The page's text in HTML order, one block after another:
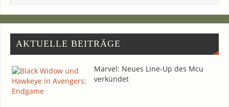
AKTU­EL­LE BEITRÄGE
Mar­vel: Neu­es Line-Up des Mcu
verkündet